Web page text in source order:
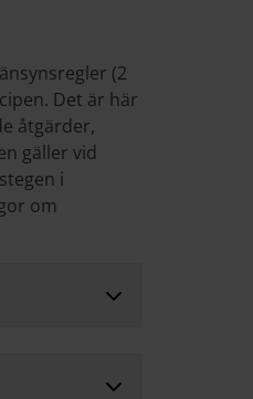
(2
Det är här
åtgärder,
gäller vid
i
om